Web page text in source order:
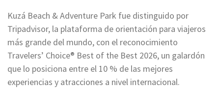
Kuzá Beach & Adventure Park fue distinguido por
Tripadvisor, la plataforma de orientación para viajeros
más grande del mundo, con el reconocimiento
Travelers’ Choice® Best of the Best 2026, un galardón
que lo posiciona entre el 10 % de las mejores
experiencias y atracciones a nivel internacional.